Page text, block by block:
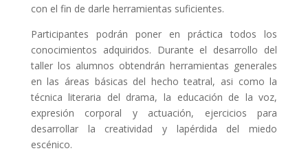
con el fin de darle herramientas suficientes.
Participantes podrán poner en práctica todos los
conocimientos adquiridos. Durante el desarrollo del
taller los alumnos obtendrán herramientas generales
en las áreas básicas del hecho teatral, asi como la
técnica literaria del drama, la educación de la voz,
expresión corporal y actuación, ejercicios para
desarrollar la creatividad y lapérdida del miedo
escénico.